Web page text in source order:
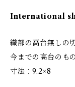
International
織部の高台無しの
今までの高台のも
寸法：9.2×8